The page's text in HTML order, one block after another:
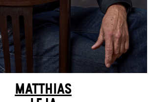
MATTHIAS